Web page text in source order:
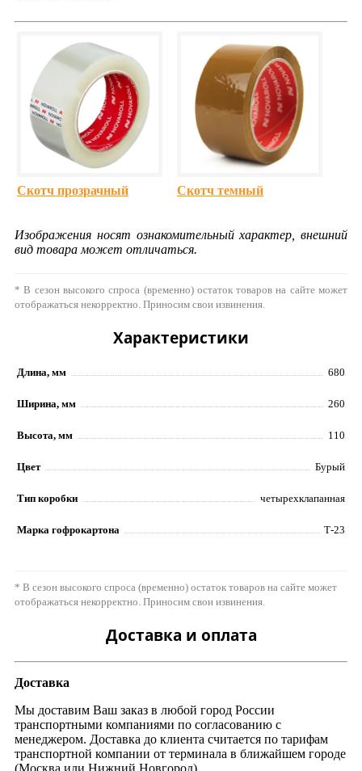
Скотч прозрачный Скотч темный
Изображения носят ознакомительный характер, внешний
вид товара может отличаться.
* В сезон высокого спроса (временно) остаток товаров на сайте может
отображаться некорректно. Приносим свои извинения.
Характеристики
Длина, мм 680
Ширина, мм 260
Высота, мм 110
Цвет Бурый
Тип коробки четырехклапанная
Марка гофрокартона Т-23
* В сезон высокого спроса (временно) остаток товаров на сайте может
отображаться некорректно. Приносим свои извинения.
Доставка и оплата
Доставка
Мы доставим Ваш заказ в любой город России
транспортными компаниями по согласованию с
менеджером. Доставка до клиента считается по тарифам
транспортной компании от терминала в ближайшем городе
(Москва или Нижний Новгород).